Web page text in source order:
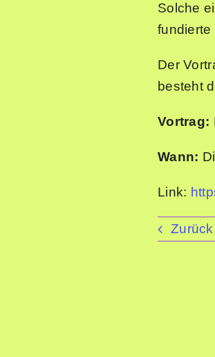
Solche
fundierte
Der
besteht
Vortrag:
Wann:
Link:
Zurück